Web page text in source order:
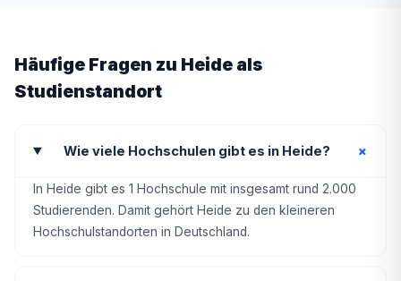
Häufige Fragen zu Heide als
Studienstandort
Wie viele Hochschulen gibt es in Heide? +
In Heide gibt es 1 Hochschule mit insgesamt rund 2.000
Studierenden. Damit gehört Heide zu den kleineren
Hochschulstandorten in Deutschland.